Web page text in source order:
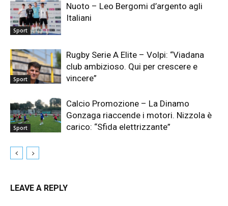
Sport
Nuoto – Leo Bergomi d’argento agli
Italiani
Sport
Rugby Serie A Elite – Volpi: “Viadana
club ambizioso. Qui per crescere e
vincere”
Sport
Calcio Promozione – La Dinamo
Gonzaga riaccende i motori. Nizzola è
carico: “Sfida elettrizzante”
LEAVE A REPLY